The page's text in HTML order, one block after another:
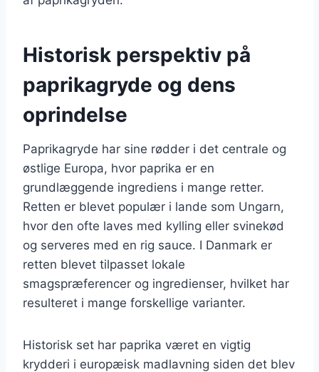
Historisk perspektiv på
paprikagryde og dens
oprindelse
Paprikagryde har sine rødder i det centrale og
østlige Europa, hvor paprika er en
grundlæggende ingrediens i mange retter.
Retten er blevet populær i lande som Ungarn,
hvor den ofte laves med kylling eller svinekød
og serveres med en rig sauce. I Danmark er
retten blevet tilpasset lokale
smagspræferencer og ingredienser, hvilket har
resulteret i mange forskellige varianter.
Historisk set har paprika været en vigtig
krydderi i europæisk madlavning siden det blev